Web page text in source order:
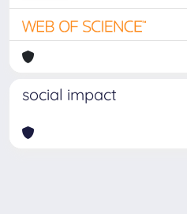
social impact